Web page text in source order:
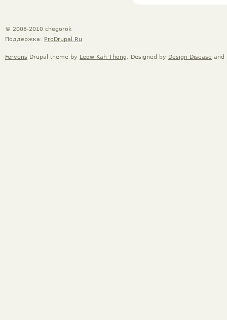
© 2008-2010 chegorok
Поддержка: ProDrupal.Ru
Fervens Drupal theme by Leow Kah Thong. Designed by Design Disease and